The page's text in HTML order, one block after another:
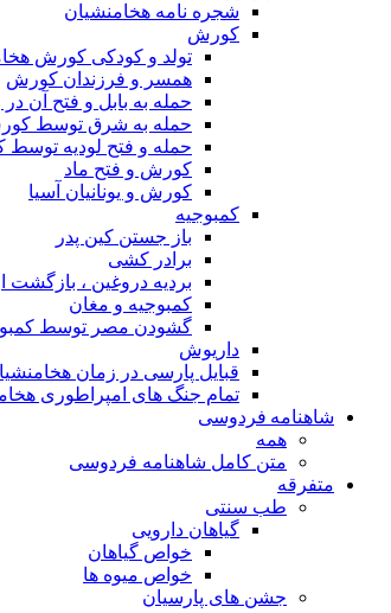
شجره نامه هخامنشیان
کورش
تولد و کودکی کورش
همسر و فرزندان کورش
حمله به بابل و فتح آن
حمله به شرق توسط
حمله و فتح لودیه
کورش و فتح ماد
کورش و یونانیان آسیا
کمبوجیه
باز جستن کین پدر
برادر کشی
بردیه دروغین ،
کمبوجیه و مغان
گشودن مصر توسط
داریوش
قبایل پارسی در زمان
تمام جنگ های امپراطوری
شاهنامه فردوسی
همه
متن کامل شاهنامه فردوسی
متفرقه
طب سنتی
گیاهان دارویی
خواص گیاهان
خواص میوه ها
جشن های پارسیان